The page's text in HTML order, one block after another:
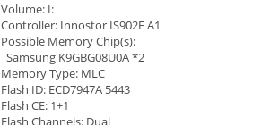
Volume: I:
Controller: Innostor IS902E A1
Possible Memory Chip(s):
Samsung K9GBG08U0A *2
Memory Type: MLC
Flash ID: ECD7947A 5443
Flash CE: 1+1
Flash Channels: Dual